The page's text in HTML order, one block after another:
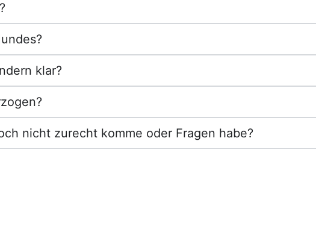
klar?
nicht zurecht komme oder Fragen habe?